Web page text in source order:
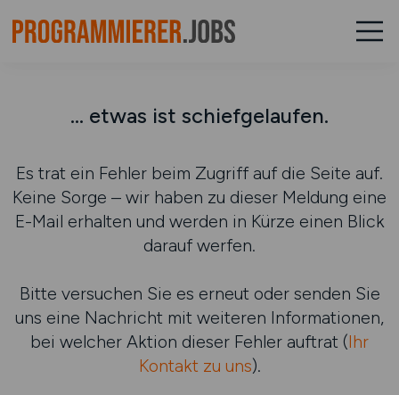
... etwas ist schiefgelaufen.
Es trat ein Fehler beim Zugriff auf die Seite auf.
Keine Sorge – wir haben zu dieser Meldung eine
E-Mail erhalten und werden in Kürze einen Blick
darauf werfen.
Bitte versuchen Sie es erneut oder senden Sie
uns eine Nachricht mit weiteren Informationen,
bei welcher Aktion dieser Fehler auftrat (Ihr
Kontakt zu uns).